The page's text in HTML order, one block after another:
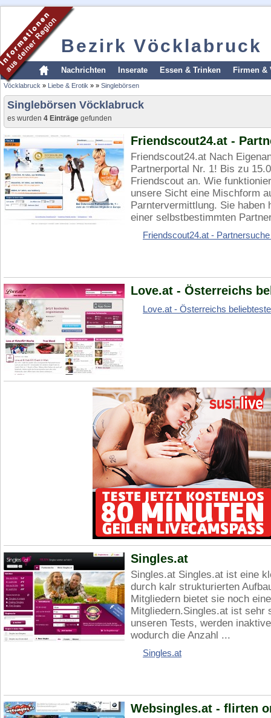
Bezirk Vöcklabruck
Nachrichten Inserate Essen & Trinken Firmen &
Vöcklabruck » Liebe & Erotik » » Singlebörsen
Singlebörsen Vöcklabruck
es wurden 4 Einträge gefunden
Friendscout24.at -
Friendscout24.at Nach
Partnerportal Nr. 1! Bis zu
Friendscout an. Wie
unsere Sicht eine Mischform
Parntervermittlung. Sie haben
einer selbstbestimmten
Friendscout24.at -
Love.at - Österreichs
Love.at - Österreichs
Singles.at
Singles.at Singles.at ist eine
durch kalr strukturierten
Mitgliedern bietet sie noch
Mitgliedern.Singles.at ist sehr
unseren Tests, werden
wodurch die Anzahl ...
Singles.at
Websingles.at - flirten